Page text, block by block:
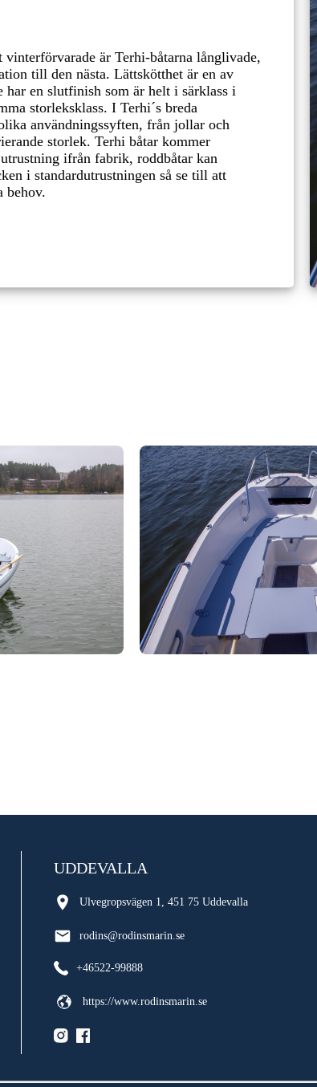
är Terhi-båtarna långlivade,
till den nästa. Lättskötthet är en av
har en slutfinish som är helt i särklass i
storleksklass. I Terhi´s breda
användningssyften, från jollar och
storlek. Terhi båtar kommer
ifrån fabrik, roddbåtar kan
i standardutrustningen så se till att
behov.
UDDEVALLA
Ulvegropsvägen 1, 451 75 Uddevalla
rodins@rodinsmarin.se
+46522-99888
https://www.rodinsmarin.se